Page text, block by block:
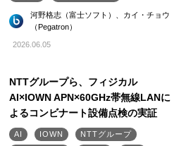
河野格志（富士ソフト）、カイ・チョウ
（Pegatron）
2026.06.05
NTTグループら、フィジカル
AI×IOWN APN×60GHz帯無線LANに
よるコンビナート設備点検の実証
AI IOWN
NTTグループ